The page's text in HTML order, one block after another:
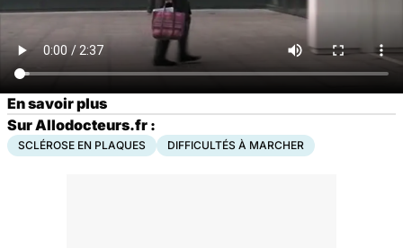
En savoir plus
Sur Allodocteurs.fr :
SCLÉROSE EN PLAQUES DIFFICULTÉS À MARCHER